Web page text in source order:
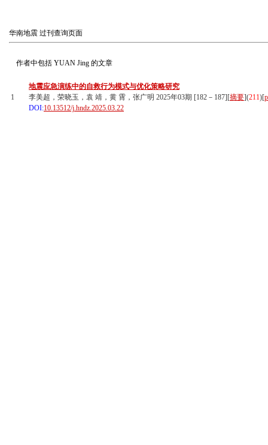
华南地震 过刊查询页面
作者中包括 YUAN Jing 的文章
1
地震应急演练中的自救行为模式与优化策略研究
李美超，荣晓玉，袁 靖，黄 霄，张广明 2025年03期 [182－187][摘要](211)[
DOI:10.13512/j.hndz.2025.03.22